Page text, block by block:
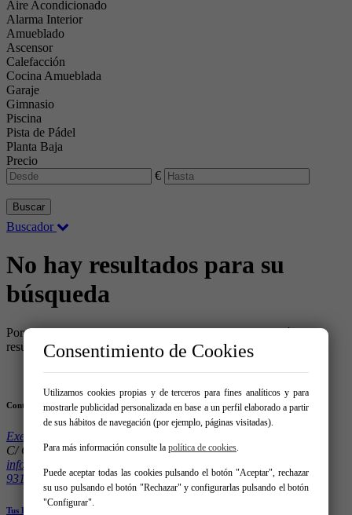
Aire Acondicionado
Alarma Interior
Amueblado
Ascensor
Calefacción
Cocina Amueblada
Garaje
Gimnasio
Piscina
Pista de Pádel
Planta Baja
Precio
€
Buscar
Buscador
No hay resultados para su
búsqueda
Por favor reduzca los filtros aplicados para encontrar algún
resultado.
Contacto
Exes Grup Expofinques
C/ Clot 123 08026 – Barcelona
info@expofinques.com
931152200
Tus Favoritos
Consentimiento de Cookies
Utilizamos cookies propias y de terceros para fines analíticos y para
mostrarle publicidad personalizada en base a un perfil elaborado a partir
de sus hábitos de navegación (por ejemplo, páginas visitadas).
Para más información consulte la política de cookies.
Puede aceptar todas las cookies pulsando el botón "Aceptar", rechazar
su uso pulsando el botón "Rechazar" y configurarlas pulsando el botón
"Configurar".